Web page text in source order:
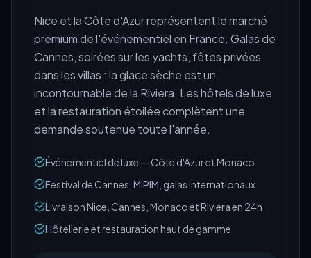
Nice et la Côte d'Azur représentent le marché
premium de l'événementiel en France. Galas de
Cannes, soirées sur les yachts, fêtes privées
dans les villas : la glace sèche est un
incontournable de la Riviera. Les hôtels de luxe
et la restauration étoilée complètent une
demande soutenue toute l'année.
Événementiel de luxe — Côte d'Azur et Monaco
Festival de Cannes, MIPIM, galas internationaux
Livraison Nice, Cannes, Monaco et Riviera en 24h
Hôtellerie et restauration haut de gamme